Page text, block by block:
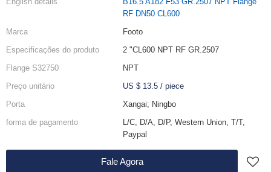
RF DN50 CL600
Marca
Footo
Especificações do produto
2 "CL600 NPT RF GR.2507
Flange S32750
NPT
Preço unitário
US $ 13.5/ piece
Porta
Xangai; Ningbo
forma de pagamento
L/C, D/A, D/P, Western Union, T/T,
Paypal
Fale Agora